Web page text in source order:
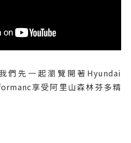
們先一起瀏覽開著Hyundai
享受阿里山森林芬多精